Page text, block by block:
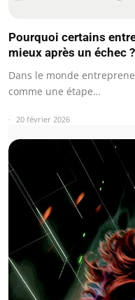
Pourquoi certains
mieux après un échec ?
Dans le monde
comme une étape…
20 février 2026